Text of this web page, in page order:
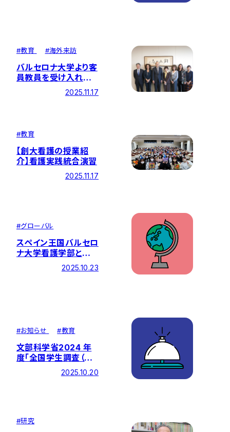
#教育 #海外来訪
バルセロナ大学より客
員教員を受け入れ
国境を越えた看護教
育の交流を深める
2025.11.17
#教育
【創大看護の授業紹
介】看護実践統合演習
2025.11.17
#グローバル
スペイン王国バルセロ
ナ大学看護学部と学
術交流協定を調印しま
2025.10.23
#お知らせ #教育
文部科学省2024 年
度「全国学生調査（第
４回試行実施）ポジテ
ィブリスト」で看護学
2025.10.20
#研究